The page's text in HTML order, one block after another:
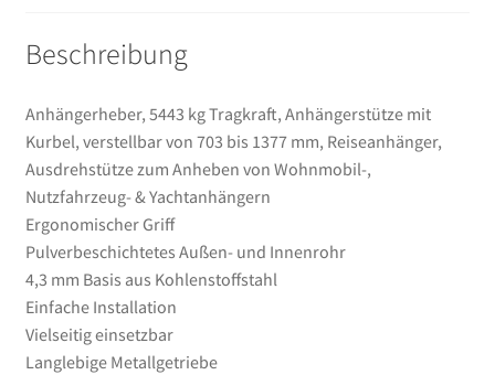
von
Nutzfahrzeug-
&
Yachtanhängern
Menge
Beschreibung
Anhängerheber, 5443 kg Tragkraft, Anhängerstütze mit
Kurbel, verstellbar von 703 bis 1377 mm, Reiseanhänger,
Ausdrehstütze zum Anheben von Wohnmobil-,
Nutzfahrzeug- & Yachtanhängern
Ergonomischer Griff
Pulverbeschichtetes Außen- und Innenrohr
4,3 mm Basis aus Kohlenstoffstahl
Einfache Installation
Vielseitig einsetzbar
Langlebige Metallgetriebe